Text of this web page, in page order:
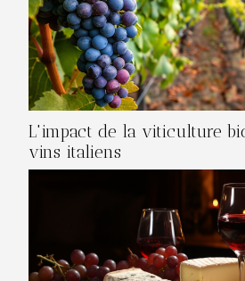
L'impact de la viticulture
vins italiens